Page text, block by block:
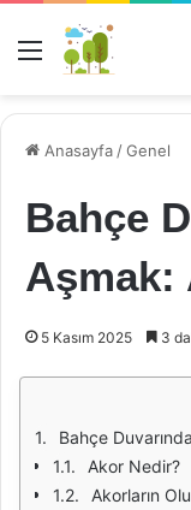
Menü
Anasayfa /Genel
Bahçe
Aşmak:
5 Kasım 2025 3
Bahçe
Akor Nedir?
Akorların